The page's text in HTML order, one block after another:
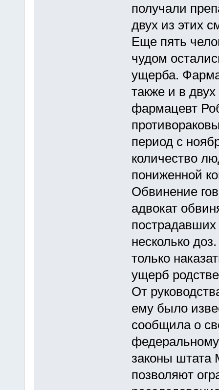
получали
двух из этих
Еще пять
чудом
ущерба.
также и в
фармацевт
период с
количество
пониженной
Обвинение
адвокат
пострадавших
несколько
только
ущерб
От
ему было
сообщила о
федеральному
законы штата
позволяют